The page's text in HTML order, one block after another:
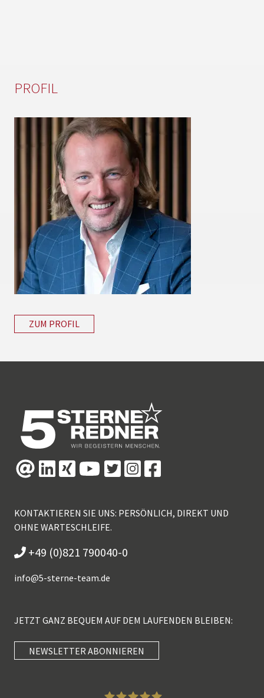
PROFIL
ZUM PROFIL
KONTAKTIEREN SIE UNS: PERSÖNLICH, DIREKT UND
OHNE WARTESCHLEIFE.
+49 (0)821 790040-0
info@5-sterne-team.de
JETZT GANZ BEQUEM AUF DEM LAUFENDEN BLEIBEN:
NEWSLETTER ABONNIEREN